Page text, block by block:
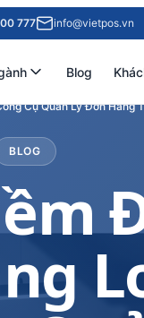
777 info@vietpos.vn
Blog
Cụ Quản Lý Đơn Hàng
BLOG